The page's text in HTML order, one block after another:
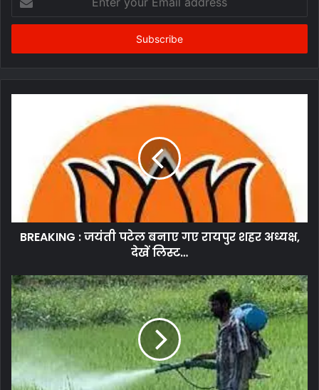
your
Email
BREAKING : जयंती पटेल बनाए गए रायपुर शहर अध्यक्ष,
देखें लिस्ट…